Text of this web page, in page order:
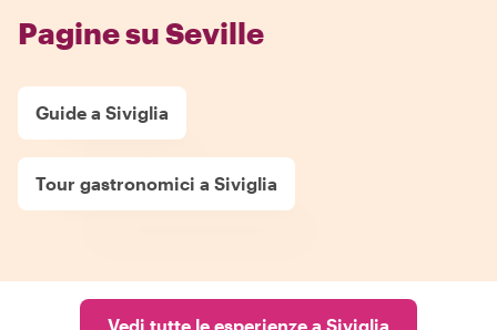
Pagine su Seville
Guide a Siviglia
Tour gastronomici a Siviglia
Vedi tutte le esperienze a Siviglia